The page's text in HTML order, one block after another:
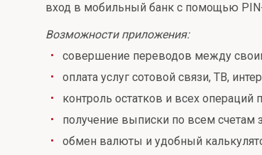
Все вклады
Мобильное приложение
Подтверждение согласия через
вход в мобильный банк с помощью PIN-
Возможности приложения:
совершение переводов между
оплата услуг сотовой связи, ТВ,
контроль остатков и всех
получение выписки по всем счетам
обмен валюты и удобный